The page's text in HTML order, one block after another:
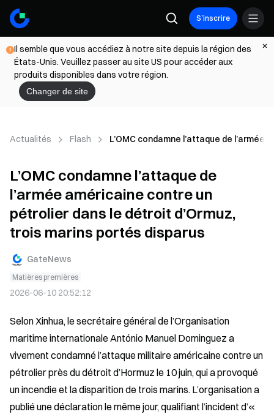
S’inscrire
Il semble que vous accédiez à notre site depuis la région des
États-Unis. Veuillez passer au site US pour accéder aux
produits disponibles dans votre région.
Changer de site
Actualités Flash L’OMC condamne l’attaque de
L’OMC condamne l’attaque de
l’armée américaine contre un
pétrolier dans le détroit d’Ormuz,
trois marins portés disparus
GateNews
Matières premières
2026-06-10 20:52:12
Selon Xinhua, le secrétaire général de l’Organisation
maritime internationale António Manuel Dominguez a
vivement condamné l’attaque militaire américaine contre un
pétrolier près du détroit d’Hormuz le 10 juin, qui a provoqué
un incendie et la disparition de trois marins. L’organisation a
publié une déclaration le même jour, qualifiant l’incident d’«